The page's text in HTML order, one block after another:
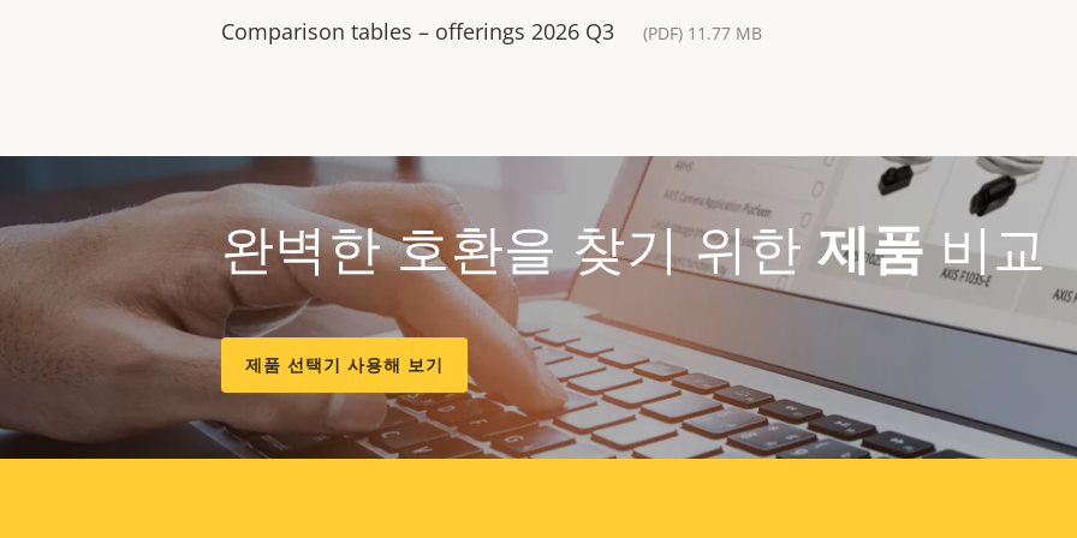
Comparison tables – offerings 2026 Q3 (PDF) 11.77 MB
완벽한 호환을 찾기 위한제품비교
제품 선택기 사용해 보기